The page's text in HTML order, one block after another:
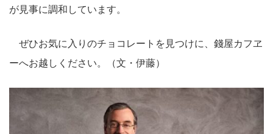
が見事に調和しています。
ぜひお気に入りのチョコレートを見つけに、錢屋カフヱ
ーへお越しください。（文・伊藤）